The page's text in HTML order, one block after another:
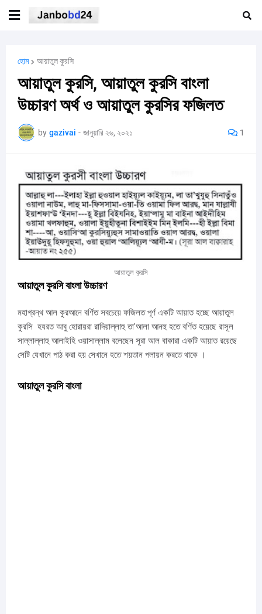
হোম আয়াতুল কুরসি
আয়াতুল কুরসি, আয়াতুল কুরসি বাংলা
উচ্চারণ অর্থ ও আয়াতুল কুরসির ফজিলত
by gazivai - জানুয়ারি ২৬, ২০২১ 1
আয়াতুল কুরসি
আয়াতুল কুরসি বাংলা উচ্চারণ
মহাগ্রন্থ আল কুরআনে বর্ণিত সবচেয়ে ফজিলত পূর্ণ একটি আয়াত হচ্ছে আয়াতুল
কুরসি হযরত আবু হোরায়রা রাদিয়াল্লাহু তা'আলা আনহু হতে বর্ণিত হয়েছে রাসূল
সাল্লাল্লাহু আলাইহি ওয়াসাল্লাম বলেছেন সূরা আল বাকারা একটি আয়াত রয়েছে
সেটি যেখানে পাঠ করা হয় সেখানে হতে শয়তান পলায়ন করতে থাকে ।
আয়াতুল কুরসি বাংলা